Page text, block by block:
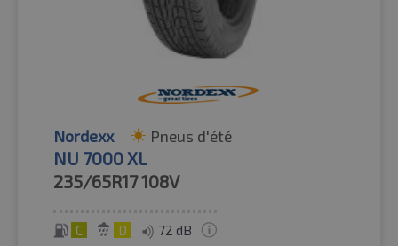
Nordexx Pneus d'été
NU 7000 XL
235/65R17108V
C D 72 dB